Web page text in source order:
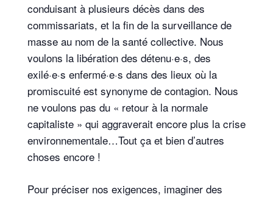
conduisant à plusieurs décès dans des
commissariats, et la fin de la surveillance de
masse au nom de la santé collective. Nous
voulons la libération des détenu·e·s, des
exilé·e·s enfermé·e·s dans des lieux où la
promiscuité est synonyme de contagion. Nous
ne voulons pas du « retour à la normale
capitaliste » qui aggraverait encore plus la crise
environnementale…Tout ça et bien d’autres
choses encore !
Pour préciser nos exigences, imaginer des